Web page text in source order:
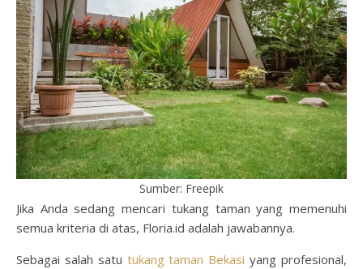
Sumber: Freepik
Jika Anda sedang mencari tukang taman yang memenuhi
semua kriteria di atas, Floria.id adalah jawabannya.
Sebagai salah satu tukang taman Bekasi yang profesional,